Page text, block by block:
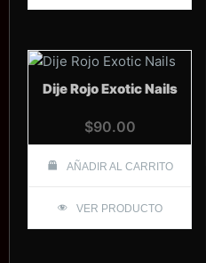
Dije Rojo Exotic Nails
$90.00
AÑADIR AL CARRITO
VER PRODUCTO